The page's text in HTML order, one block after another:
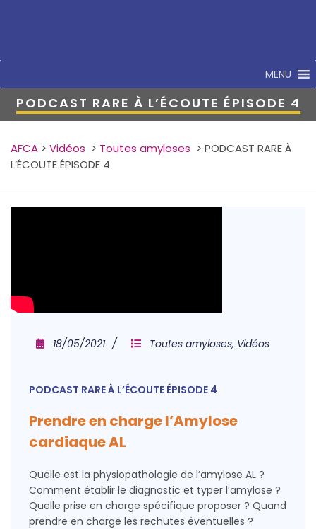
MENU
PODCAST RARE À L’ÉCOUTE ÉPISODE 4
AFCA > Vidéos > Toutes amyloses > PODCAST RARE À
L’ÉCOUTE ÉPISODE 4
18/05/2021 Toutes amyloses, Vidéos
PODCAST RARE À L’ÉCOUTE ÉPISODE 4
Prendre en charge l’Amylose
cardiaque AL
Quelle est la physiopathologie de l’amylose AL ?
Comment établir le diagnostic et typer l’amylose ?
Quelle prise en charge spécifique proposer ? Quand
prendre en charge les rechutes éventuelles ?